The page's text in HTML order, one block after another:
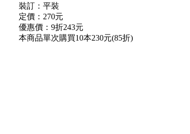
裝訂：平裝
定價：270元
優惠價：9折243元
本商品單次購買10本230元(85折)